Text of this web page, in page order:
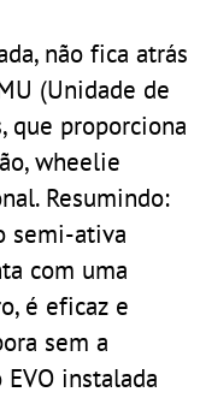
não fica atrás
(Unidade de
que proporciona
wheelie
Resumindo:
semi-ativa
com uma
é eficaz e
sem a
instalada